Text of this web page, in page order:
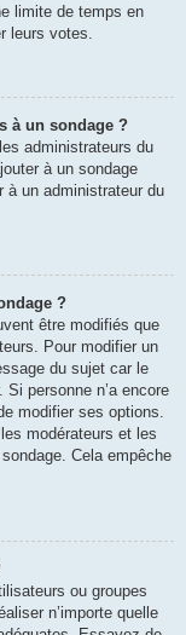
limite de temps en
leurs votes.
à un sondage ?
administrateurs du
à un sondage
à un administrateur du
?
être modifiés que
Pour modifier un
du sujet car le
personne n’a encore
modifier ses options.
modérateurs et les
Cela empêche
ou groupes
n’importe quelle